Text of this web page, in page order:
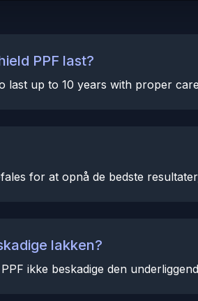
PPF last?
last up to 10 years with proper
for at opnå de bedste
lakken?
ikke beskadige den